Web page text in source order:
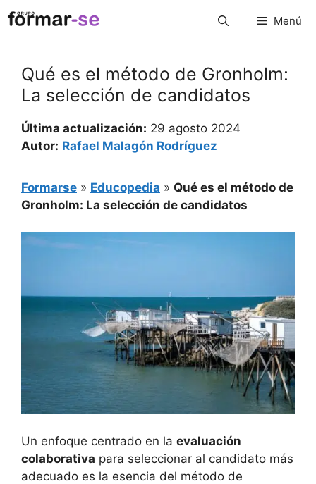
Saltar
al
Menú
Qué es el método de Gronholm:
La selección de candidatos
Última actualización: 29 agosto 2024
Autor: Rafael Malagón Rodríguez
Formarse » Educopedia » Qué es el método de
Gronholm: La selección de candidatos
Un enfoque centrado en la evaluación
colaborativa para seleccionar al candidato más
adecuado es la esencia del método de